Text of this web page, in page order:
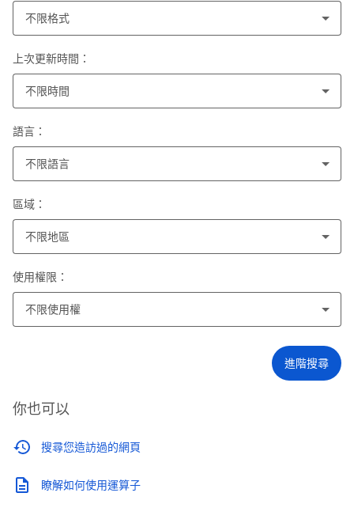
不限格式
上次更新時間：
不限時間
語言：
不限語言
區域：
不限地區
使用權限：
不限使用權
進階搜尋
你也可以
搜尋您造訪過的網頁
瞭解如何使用運算子